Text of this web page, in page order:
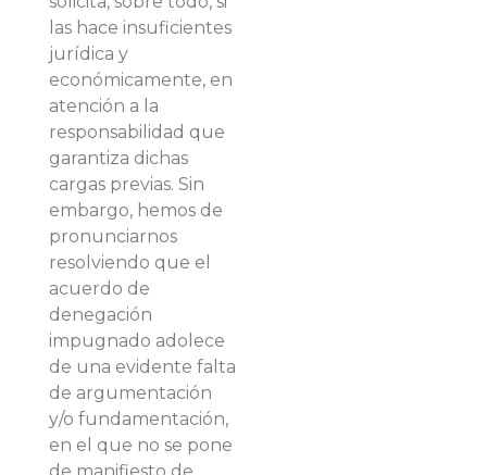
las hace insuficientes
jurídica y
económicamente, en
atención a la
responsabilidad que
garantiza dichas
cargas previas. Sin
embargo, hemos de
pronunciarnos
resolviendo que el
acuerdo de
denegación
impugnado adolece
de una evidente falta
de argumentación
y/o fundamentación,
en el que no se pone
de manifiesto de